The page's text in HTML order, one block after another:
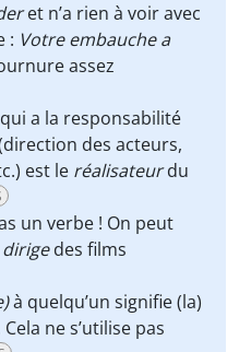
et n’a rien à voir avec
: Votre embauche a
assez
a la responsabilité
des acteurs,
est le réalisateurdu
un verbe ! On peut
dirigedes films
à quelqu’un signifie (la)
ne s’utilise pas